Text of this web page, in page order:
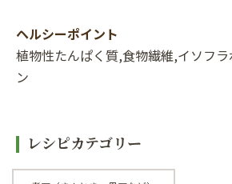
ヘルシーポイント
植物性たんぱく質,食物繊維,イソフ
ン
レシピカテゴリー